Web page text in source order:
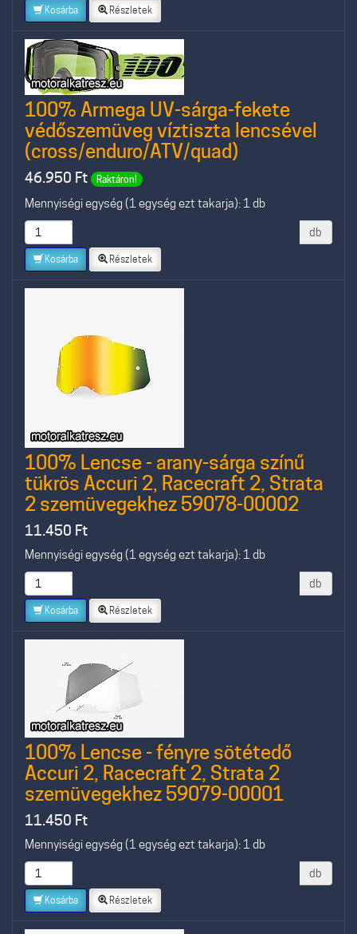
Kosárba Részletek
100% Armega UV-sárga-fekete
védőszemüveg víztiszta lencsével
(cross/enduro/ATV/quad)
46.950 Ft Raktáron!
Mennyiségi egység (1 egység ezt takarja): 1 db
db
Kosárba Részletek
100% Lencse - arany-sárga színű
tükrös Accuri 2, Racecraft 2, Strata
2 szemüvegekhez 59078-00002
11.450 Ft
Mennyiségi egység (1 egység ezt takarja): 1 db
db
Kosárba Részletek
100% Lencse - fényre sötétedő
Accuri 2, Racecraft 2, Strata 2
szemüvegekhez 59079-00001
11.450 Ft
Mennyiségi egység (1 egység ezt takarja): 1 db
db
Kosárba Részletek